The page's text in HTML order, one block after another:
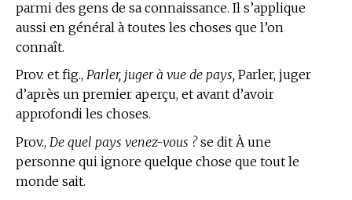
parmi des gens de sa connaissance. Il s’applique
aussi en général à toutes les choses que l’on
connaît.
Prov. et fig., Parler, juger à vue de pays, Parler, juger
d’après un premier aperçu, et avant d’avoir
approfondi les choses.
Prov., De quel pays venez-vous ?se dit À une
personne qui ignore quelque chose que tout le
monde sait.